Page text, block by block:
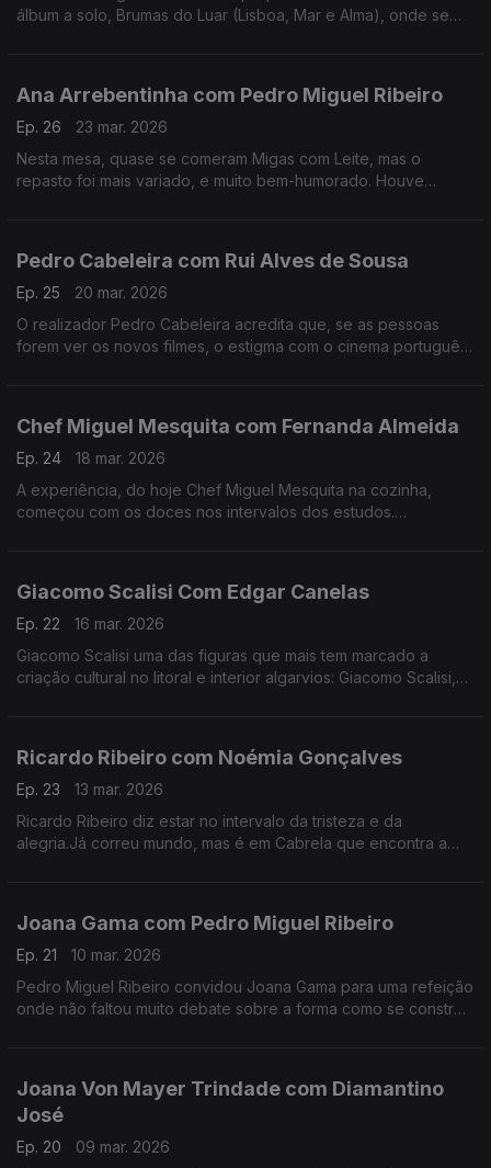
álbum a solo, Brumas do Luar (Lisboa, Mar e Alma), onde se
Ana Arrebentinha com Pedro Miguel Ribeiro
Ep. 26
23 mar. 2026
Nesta mesa, quase se comeram Migas com Leite, mas o
repasto foi mais variado, e muito bem-humorado. Houve
Pedro Cabeleira com Rui Alves de Sousa
Ep. 25
20 mar. 2026
O realizador Pedro Cabeleira acredita que, se as pessoas
forem ver os novos filmes, o estigma com o cinema português
Chef Miguel Mesquita com Fernanda Almeida
Ep. 24
18 mar. 2026
A experiência, do hoje Chef Miguel Mesquita na cozinha,
começou com os doces nos intervalos dos estudos.
Giacomo Scalisi Com Edgar Canelas
Ep. 22
16 mar. 2026
Giacomo Scalisi uma das figuras que mais tem marcado a
criação cultural no litoral e interior algarvios: Giacomo Scalisi,
Ricardo Ribeiro com Noémia Gonçalves
Ep. 23
13 mar. 2026
Ricardo Ribeiro diz estar no intervalo da tristeza e da
alegria.Já correu mundo, mas é em Cabrela que encontra a
Joana Gama com Pedro Miguel Ribeiro
Ep. 21
10 mar. 2026
Pedro Miguel Ribeiro convidou Joana Gama para uma refeição
onde não faltou muito debate sobre a forma como se constrói
Joana Von Mayer Trindade com Diamantino
José
Ep. 20
09 mar. 2026